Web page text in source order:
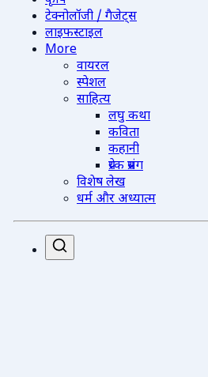
टेक्नोलॉजी / गैजेट्स
लाइफस्टाइल
More
वायरल
स्पेशल
साहित्य
लघु कथा
कविता
कहानी
प्रेरक प्रसंग
विशेष लेख
धर्म और अध्यात्म